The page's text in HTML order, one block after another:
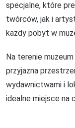
specjalne, które
twórców, jak i
każdy pobyt w
Na terenie
przyjazna
wydawnictwami i
idealne miejsce na